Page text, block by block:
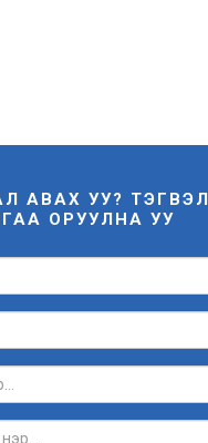
АВАХ УУ? ТЭГВЭЛ
ОРУУЛНА УУ